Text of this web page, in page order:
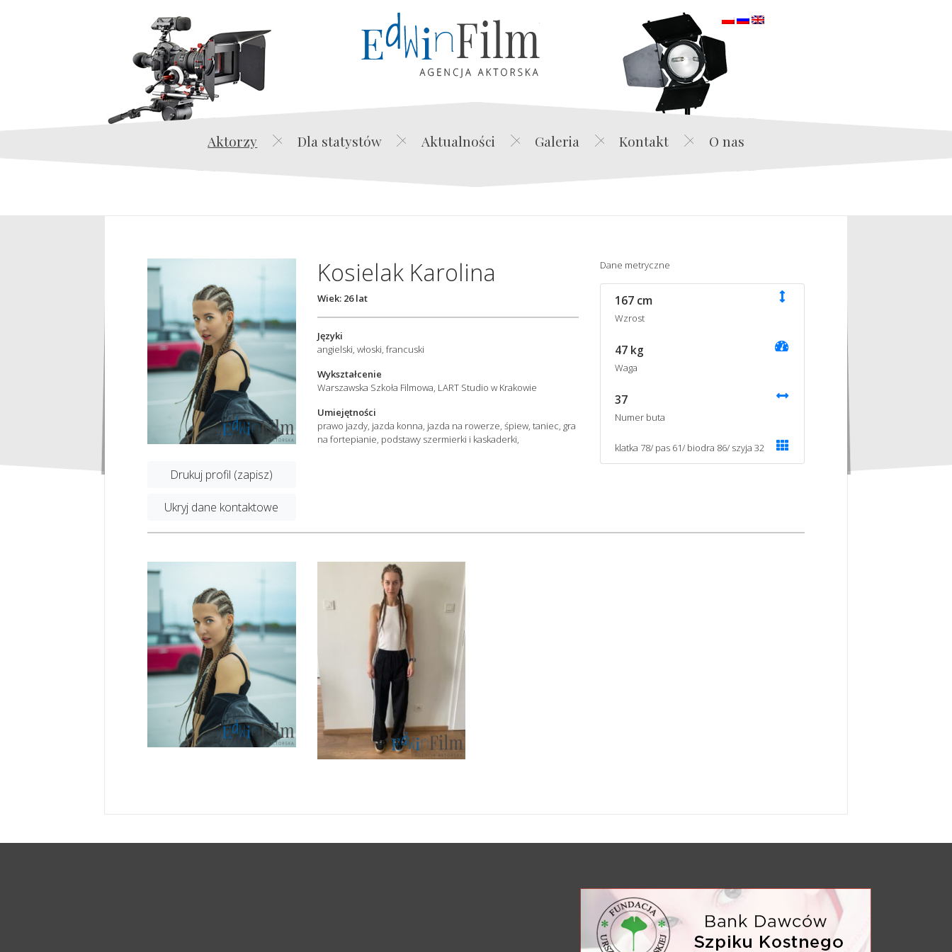
Edwin Film Agencja Aktorska
Aktorzy Dla statystów Aktualności Galeria Kontakt O nas
Drukuj profil (zapisz)
Ukryj dane kontaktowe
Kosielak Karolina
Wiek: 26 lat
Języki
angielski, włoski, francuski
Wykształcenie
Warszawska Szkoła Filmowa, LART Studio w Krakowie
Umiejętności
prawo jazdy, jazda konna, jazda na rowerze, śpiew, taniec, gra
na fortepianie, podstawy szermierki i kaskaderki,
Dane metryczne
167 cm
Wzrost
47 kg
Waga
37
Numer buta
klatka 78/ pas 61/ biodra 86/ szyja 32